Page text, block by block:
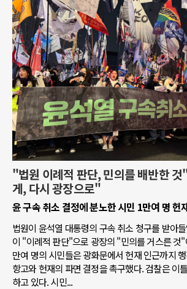
"법원 이례적 판단, 민의를 배반한
게, 다시 광장으로"
윤 구속 취소 결정에 분노한 시민 1만여 명 헌
법원이 윤석열 대통령의 구속 취소 청구를 받아
이 "이례적 판단"으로 광장의 "민의를 거스른 것
만여 명의 시민들은 광화문에서 헌재 인근까지
항고와 헌재의 파면 결정을 촉구했다. 검찰은 이
하고 있다. 시민...